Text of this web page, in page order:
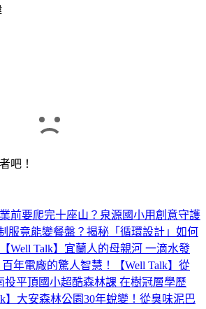
吧！
前要爬完十座山？泉源國小用創意守護
服竟能變餐盤？揭秘「循環設計」如何
Well Talk】 宜蘭人的母親河 一滴水發
年電廠的驚人智慧！【Well Talk】 從
投平頂國小超酷森林課 在樹冠層學歷
大安森林公園30年蛻變！從臭味泥巴